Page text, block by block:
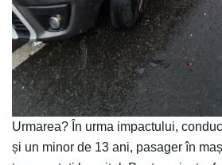
Urmarea? În urma impactului,
și un minor de 13 ani, pasager în